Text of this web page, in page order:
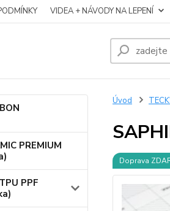
VIDEA + NÁVODY NA LEPENÍ
PREMIUM
PPF
Úvod
Doprava